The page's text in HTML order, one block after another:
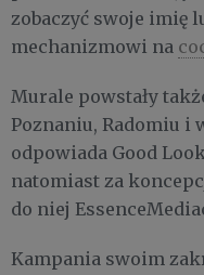
zobaczyć swoje imię
mechanizmowi na
Murale powstały
Poznaniu, Radomiu i
odpowiada Good
natomiast za
do niej
Kampania swoim